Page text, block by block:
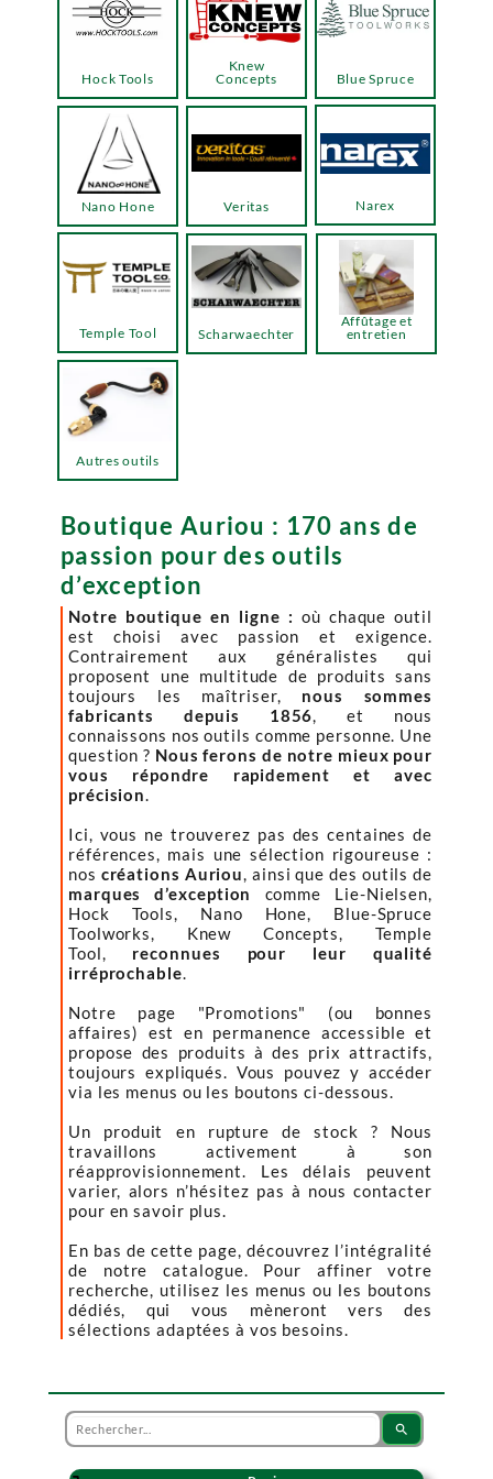
Boutique Auriou : 170 ans de
passion pour des outils
d’exception
Notre boutique en ligne : où chaque outil
est choisi avec passion et exigence.
Contrairement aux généralistes qui
proposent une multitude de produits sans
toujours les maîtriser, nous sommes
fabricants depuis 1856, et nous
connaissons nos outils comme personne. Une
question ? Nous ferons de notre mieux pour
vous répondre rapidement et avec
précision.
Ici, vous ne trouverez pas des centaines de
références, mais une sélection rigoureuse :
nos créations Auriou, ainsi que des outils de
marques d’exception
comme Lie-Nielsen,
Hock Tools, Nano Hone, Blue-Spruce
Toolworks, Knew Concepts, Temple
Tool, reconnues pour leur qualité
irréprochable.
Notre page "Promotions" (ou bonnes
affaires) est en permanence accessible et
propose des produits à des prix attractifs,
toujours expliqués. Vous pouvez y accéder
via les menus ou les boutons ci-dessous.
Un produit en rupture de stock ? Nous
travaillons activement à son
réapprovisionnement. Les délais peuvent
varier, alors n’hésitez pas à nous contacter
pour en savoir plus.
En bas de cette page, découvrez l’intégralité
de notre catalogue. Pour affiner votre
recherche, utilisez les menus ou les boutons
dédiés, qui vous mèneront vers des
sélections adaptées à vos besoins.
Hock Tools
Knew
Concepts
Temple Tool
Blue Spruce
Narex
Veritas
Nano Hone
Autres outils
Scharwaechter
Affûtage et
entretien
search